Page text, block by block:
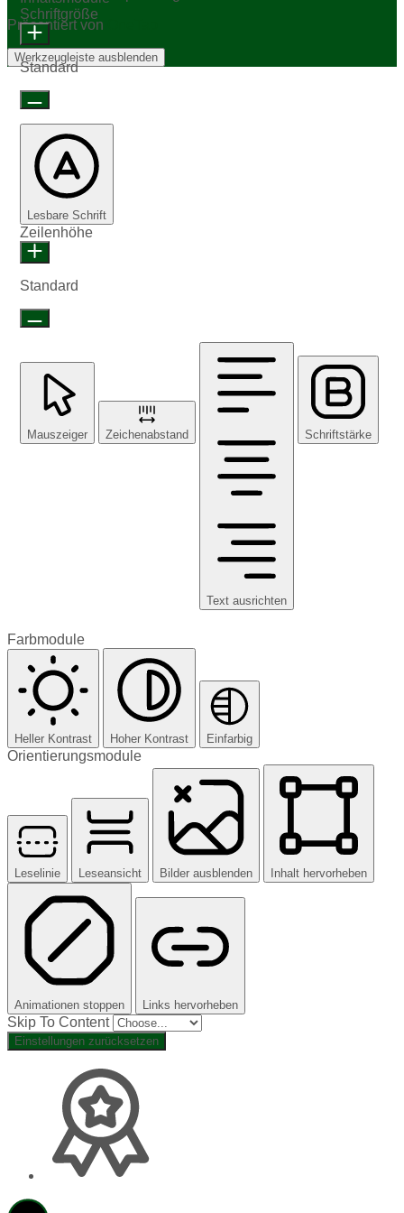
Präsentiert von
Werkzeugleiste ausblenden
Schriftgröße
Standard
Lesbare Schrift
Zeilenhöhe
Standard
Mauszeiger Zeichenabstand
Text ausrichten
Schriftstärke
Farbmodule
Heller Kontrast Hoher Kontrast Einfarbig
Orientierungsmodule
Leselinie Leseansicht Bilder ausblenden Inhalt hervorheben
Animationen stoppen Links hervorheben
Skip To Content
Einstellungen zurücksetzen